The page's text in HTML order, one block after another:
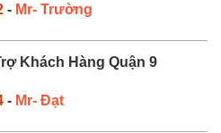
- Mr- Trường
Khách Hàng Quận 9
- Mr- Đạt